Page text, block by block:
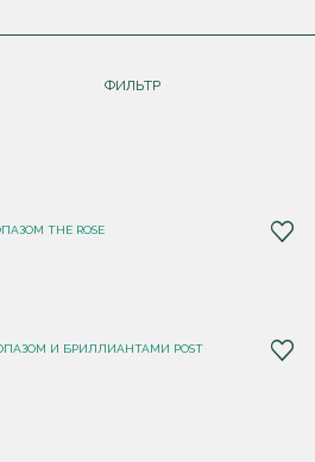
ФИЛЬТР
THE ROSE
И БРИЛЛИАНТАМИ POST